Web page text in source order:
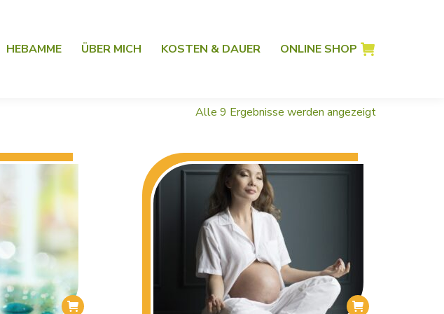
HEBAMME ÜBER MICH KOSTEN & DAUER ONLINE SHOP
Alle 9 Ergebnisse werden angezeigt